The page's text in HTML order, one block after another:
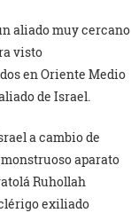
aliado muy cercano
visto
en Oriente Medio
de Israel.
a cambio de
aparato
Ruhollah
exiliado